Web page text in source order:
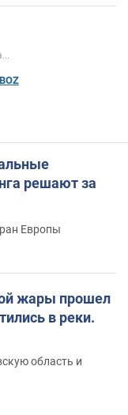
решают за
Европы
жары прошел
в реки.
область и